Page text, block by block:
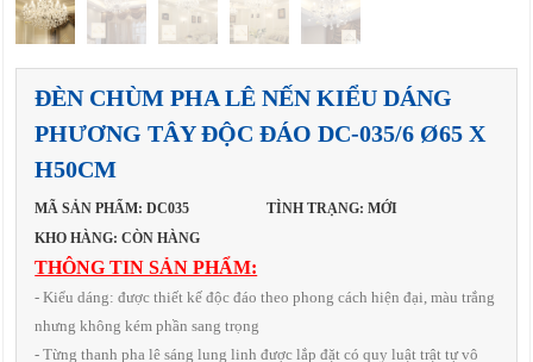
ĐÈN CHÙM PHA LÊ NẾN KIỂU DÁNG
PHƯƠNG TÂY ĐỘC ĐÁO DC-035/6 Ø65 X
H50CM
MÃ SẢN PHẨM: DC035
TÌNH TRẠNG: MỚI
KHO HÀNG: CÒN HÀNG
THÔNG TIN SẢN PHẨM:
- Kiểu dáng: được thiết kế độc đáo theo phong cách hiện đại, màu trắng
nhưng không kém phần sang trọng
- Từng thanh pha lê sáng lung linh được lắp đặt có quy luật trật tự vô